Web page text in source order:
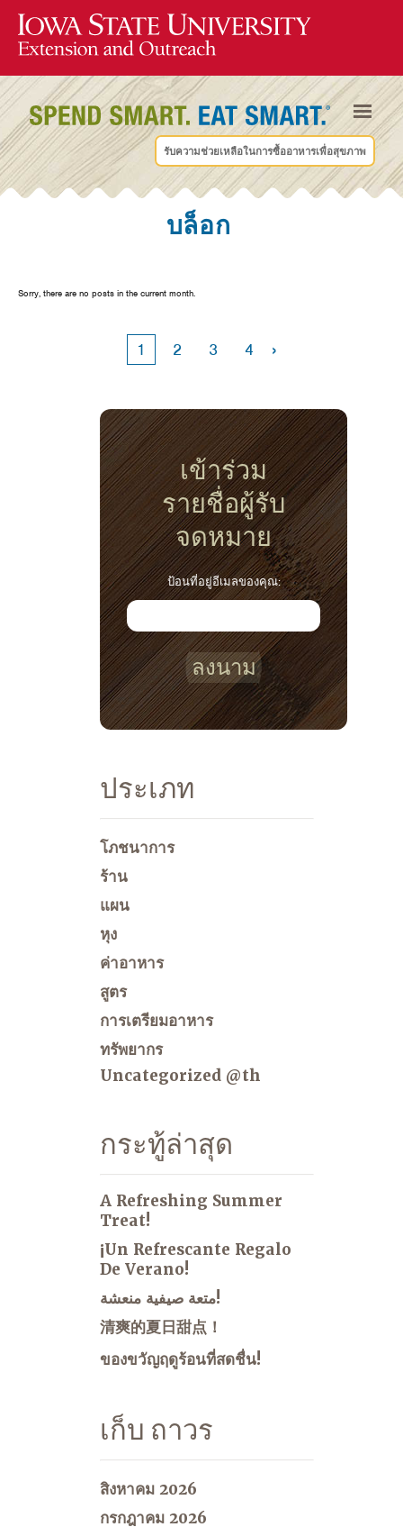
รับความช่วยเหลือในการซื้ออาหารเพื่อสุขภาพ
บล็อก
Sorry, there are no posts in the current month.
1 2 3 4 ›
เข้าร่วม
รายชื่อผู้รับ
จดหมาย
ป้อนที่อยู่อีเมลของคุณ:
ลงนาม
ประเภท
โภชนาการ
ร้าน
แผน
หุง
ค่าอาหาร
สูตร
การเตรียมอาหาร
ทรัพยากร
Uncategorized @th
กระทู้ล่าสุด
A Refreshing Summer
Treat!
¡Un Refrescante Regalo
De Verano!
متعة صيفية منعشة!
清爽的夏日甜点！
ของขวัญฤดูร้อนที่สดชื่น!
เก็บ ถาวร
สิงหาคม 2026
กรกฎาคม 2026